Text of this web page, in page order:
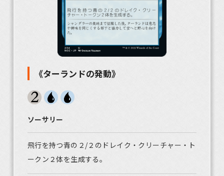
《ターランドの発動》
ソーサリー
飛行を持つ青の２/２のドレイク・クリーチャー・ト
ークン２体を生成する。